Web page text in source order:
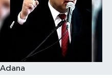
Adana
Resmi İlanlar